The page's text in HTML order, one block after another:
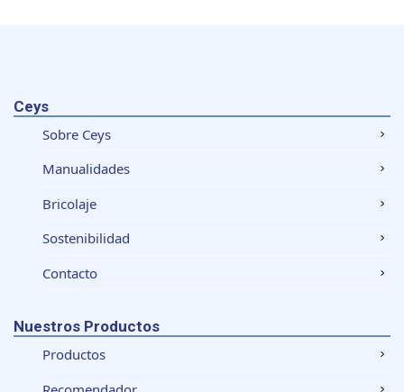
Ceys
Sobre Ceys
Manualidades
Bricolaje
Sostenibilidad
Contacto
Nuestros Productos
Productos